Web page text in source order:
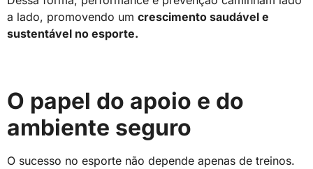
a lado, promovendo um crescimento saudável e
sustentável no esporte.
O papel do apoio e do
ambiente seguro
O sucesso no esporte não depende apenas de treinos.